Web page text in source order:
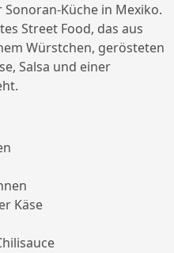
Küche in Mexiko.
Street Food, das aus
Würstchen, gerösteten
Salsa und einer
Käse